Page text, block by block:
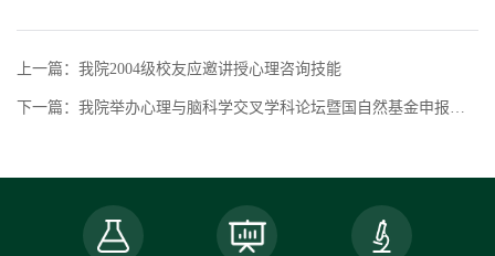
上一篇：我院2004级校友应邀讲授心理咨询技能
下一篇：我院举办心理与脑科学交叉学科论坛暨国自然基金申报动员会